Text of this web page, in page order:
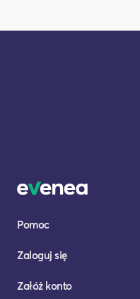
Pomoc
Zaloguj się
Załóż konto